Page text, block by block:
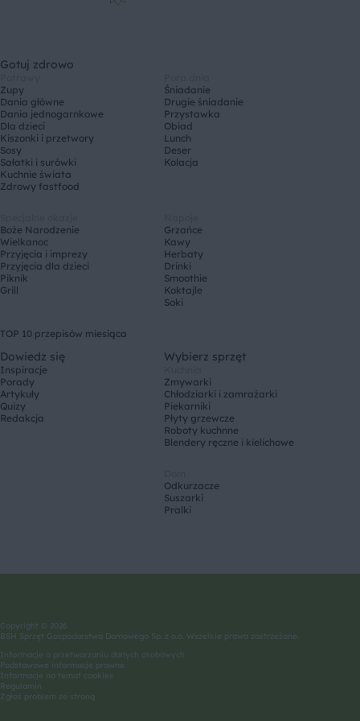
Gotuj zdrowo
Zupy
Dania główne
Dania jednogarnkowe
Dla dzieci
Kiszonki i przetwory
Sosy
Sałatki i surówki
Kuchnie świata
Zdrowy fastfood
Śniadanie
Drugie śniadanie
Przystawka
Obiad
Lunch
Deser
Kolacja
Boże Narodzenie
Wielkanoc
Przyjęcia i imprezy
Przyjęcia dla dzieci
Piknik
Grill
Grzańce
Kawy
Herbaty
Drinki
Smoothie
Koktajle
Soki
TOP 10 przepisów miesiąca
Dowiedz się
Inspiracje
Porady
Artykuły
Quizy
Redakcja
Wybierz sprzęt
Zmywarki
Chłodziarki i zamrażarki
Piekarniki
Płyty grzewcze
Roboty kuchnne
Blendery ręczne i kielichowe
Odkurzacze
Suszarki
Pralki
Copyright © 2026
BSH Sprzęt Gospodarstwa Domowego Sp. z o.o. Wszelkie prawa zastrzeżone.
Informacje o przetwarzaniu danych osobowych
Podstawowe informacje prawne
Informacje na temat cookies
Regulamin
Zgłoś problem ze stroną